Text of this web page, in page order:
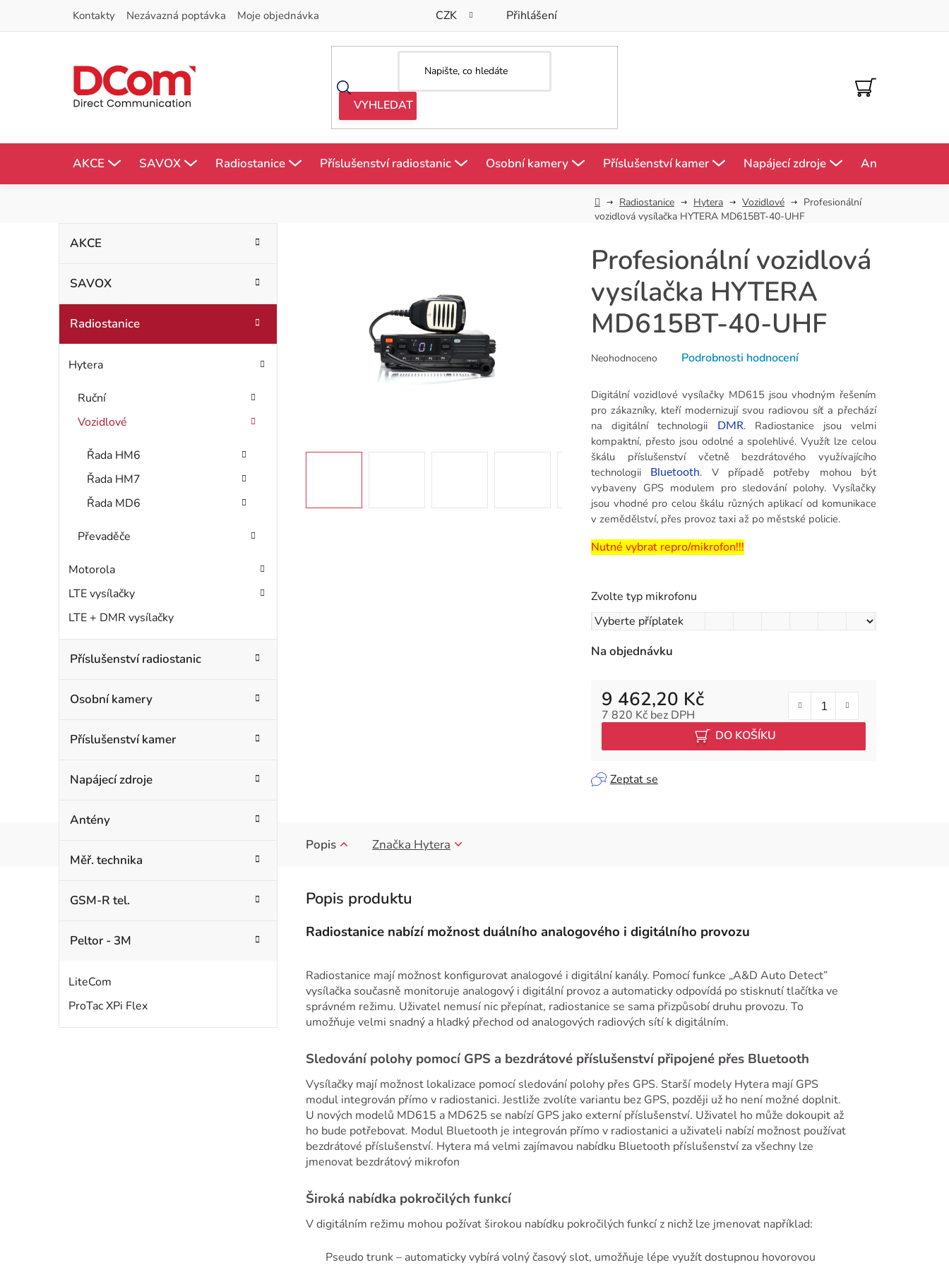
Kontakty Nezávazná poptávka Moje objednávka CZK Přihlášení
NÁKUPNÍ
KOŠÍK
AKCE SAVOX Radiostanice Příslušenství radiostanic Osobní kamery Příslušenství kamer Napájecí zdroje Antény
DomůRadiostanice Hytera Vozidlové
Profesionální
vozidlová vysílačka HYTERA MD615BT-40-UHF
P
r
a
e
kategorie
g
r
AKCE
SAVOX
Radiostanice
Hytera
Ruční
Vozidlové
Řada HM6
Řada HM7
Řada MD6
Převaděče
Motorola
LTE vysílačky
LTE + DMR vysílačky
Příslušenství radiostanic
Osobní kamery
Příslušenství kamer
Napájecí zdroje
Antény
Měř. technika
GSM-R tel.
Peltor - 3M
LiteCom
ProTac XPi Flex
Profesionální vozidlová
vysílačka HYTERA
MD615BT-40-UHF
hodnocení
je
0,0
z
5
hvězdiček.
Neohodnoceno Podrobnosti hodnocení
Digitální vozidlové vysílačky MD615 jsou vhodným řešením
pro zákazníky, kteří modernizují svou radiovou síť a přechází
na digitální technologii
DMR. Radiostanice jsou velmi
kompaktní, přesto jsou odolné a spolehlivé. Využít lze celou
škálu příslušenství včetně bezdrátového využívajícího
technologii
Bluetooth. V případě potřeby mohou být
vybaveny GPS modulem pro sledování polohy. Vysílačky
jsou vhodné pro celou škálu různých aplikací od komunikace
v zemědělství, přes provoz taxi až po městské policie.
Nutné vybrat repro/mikrofon!!!
Zvolte typ mikrofonu
Na objednávku
9 462,20 Kč
7 820 Kč bez DPH
Měrná cena:
DO KOŠÍKU
Zeptat se
Popis Značka Hytera
Radiostanice nabízí možnost duálního analogového i digitálního provozu
Radiostanice mají možnost konfigurovat analogové i digitální kanály. Pomocí funkce „A&D Auto Detect”
vysílačka současně monitoruje analogový i digitální provoz a automaticky odpovídá po stisknutí tlačítka ve
správném režimu. Uživatel nemusí nic přepínat, radiostanice se sama přizpůsobí druhu provozu. To
umožňuje velmi snadný a hladký přechod od analogových radiových sítí k digitálním.
Sledování polohy pomocí GPS a bezdrátové příslušenství připojené přes Bluetooth
Vysílačky mají možnost lokalizace pomocí sledování polohy přes GPS. Starší modely Hytera mají GPS
modul integrován přímo v radiostanici. Jestliže zvolíte variantu bez GPS, později už ho není možné doplnit.
U nových modelů MD615 a MD625 se nabízí GPS jako externí příslušenství. Uživatel ho může dokoupit až
ho bude potřebovat. Modul Bluetooth je integrován přímo v radiostanici a uživateli nabízí možnost používat
bezdrátové příslušenství. Hytera má velmi zajímavou nabídku Bluetooth příslušenství za všechny lze
jmenovat bezdrátový mikrofon
Široká nabídka pokročilých funkcí
V digitálním režimu mohou požívat širokou nabídku pokročilých funkcí z nichž lze jmenovat například:
Pseudo trunk – automaticky vybírá volný časový slot, umožňuje lépe využít dostupnou hovorovou